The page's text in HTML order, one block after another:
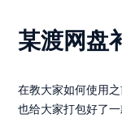
某渡网盘
在教大家如何使用
也给大家打包好了